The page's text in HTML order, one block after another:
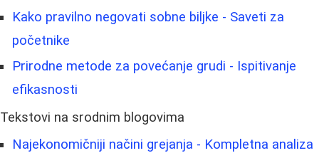
Kako pravilno negovati sobne biljke - Saveti za
početnike
Prirodne metode za povećanje grudi - Ispitivanje
efikasnosti
Tekstovi na srodnim blogovima
Najekonomičniji načini grejanja - Kompletna analiza